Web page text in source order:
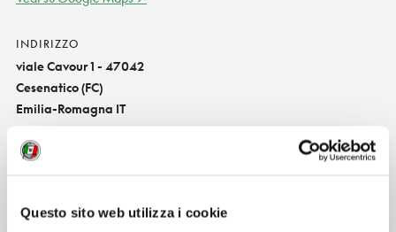
Questo sito web utilizza i cookie
INDIRIZZO
viale Cavour 1 - 47042
Cesenatico (FC)
Emilia-Romagna IT
SITO WEB
campingmotel.it
ravaldini@campingmotel.it